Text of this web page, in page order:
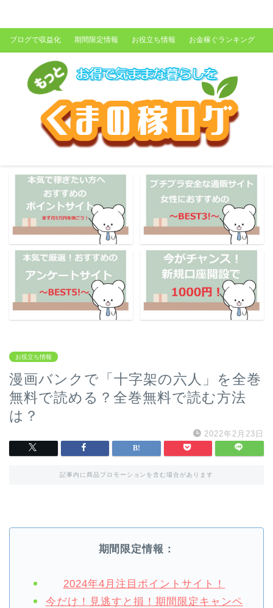
ブログで収益化 期間限定情報 お役立ち情報 お金稼ぐランキング
お役立ち情報
漫画バンクで「十字架の六人」を全巻
無料で読める？全巻無料で読む方法
は？
2022年2月23日
記事内に商品プロモーションを含む場合があります
期間限定情報：
2024年4月注目ポイントサイト！
今だけ！見逃すと損！期間限定キャンペ